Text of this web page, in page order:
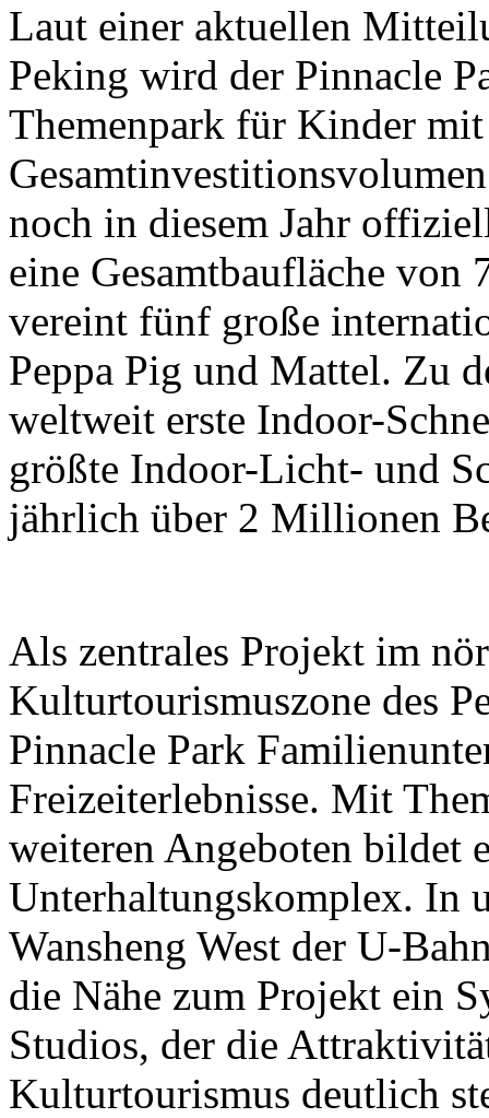
Laut einer aktuellen
Peking wird der Pinnacle
Themenpark für Kinder
noch in diesem Jahr
eine Gesamtbaufläche von
vereint fünf große
Peppa Pig und Mattel. Zu
weltweit erste Indoor-
größte Indoor-Licht- und
jährlich über 2 Millionen
Als zentrales Projekt im
Kulturtourismuszone des
Pinnacle Park
Freizeiterlebnisse. Mit
weiteren Angeboten bildet
Unterhaltungskomplex. In
Wansheng West der U-
die Nähe zum Projekt ein
Studios, der die
Kulturtourismus deutlich